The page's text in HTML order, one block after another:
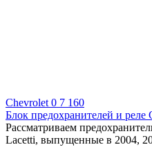
Chevrolet 0 7 160
Блок предохранителей и реле
Рассматриваем
Lacetti, выпущенные в 2004,